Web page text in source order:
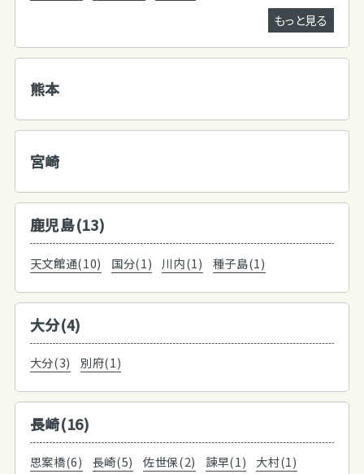
もっと見る
熊本
宮崎
鹿児島(13)
天文館通(10) 国分(1) 川内(1) 種子島(1)
大分(4)
大分(3) 別府(1)
長崎(16)
思案橋(6) 長崎(5) 佐世保(2) 諫早(1) 大村(1)